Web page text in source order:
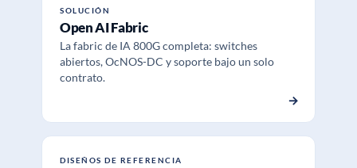
SOLUCIÓN
Open AI Fabric
La fabric de IA 800G completa: switches
abiertos, OcNOS-DC y soporte bajo un solo
contrato.
→
DISEÑOS DE REFERENCIA